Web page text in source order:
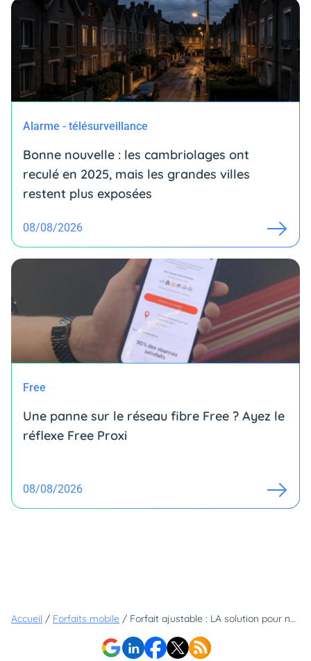
Alarme - télésurveillance
Bonne nouvelle : les cambriolages ont
reculé en 2025, mais les grandes villes
restent plus exposées
08/08/2026
Free
Une panne sur le réseau fibre Free ? Ayez le
réflexe Free Proxi
08/08/2026
Accueil / Forfaits mobile / Forfait ajustable : LA solution pour ne pas payer trop cher son abonnement ?